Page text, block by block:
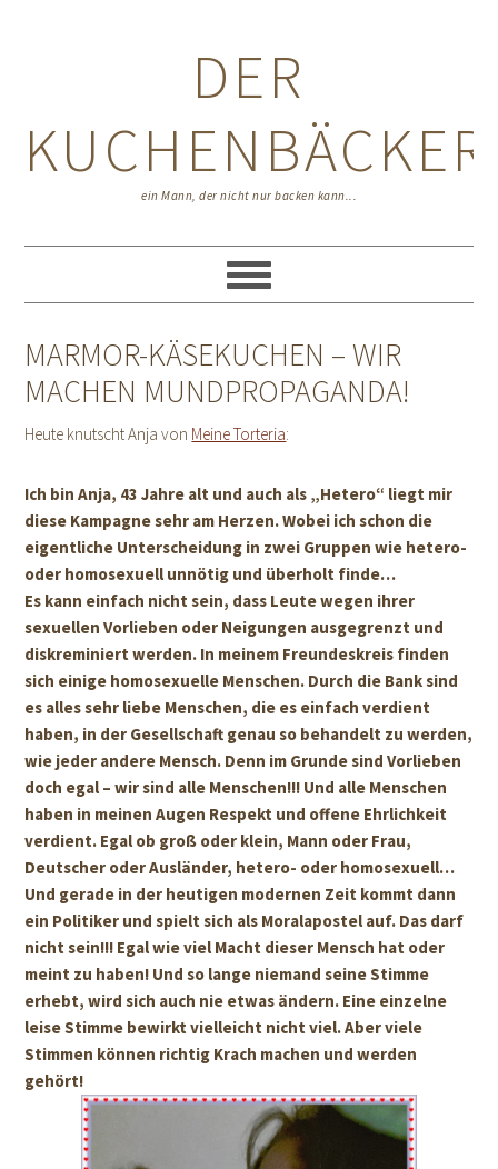
DER
KUCHENBÄCKER
ein Mann, der nicht nur backen kann...
MARMOR-KÄSEKUCHEN – WIR
MACHEN MUNDPROPAGANDA!
Heute knutscht Anja von Meine Torteria:
Ich bin Anja, 43 Jahre alt und auch als „Hetero“ liegt mir
diese Kampagne sehr am Herzen. Wobei ich schon die
eigentliche Unterscheidung in zwei Gruppen wie hetero-
oder homosexuell unnötig und überholt finde…
Es kann einfach nicht sein, dass Leute wegen ihrer
sexuellen Vorlieben oder Neigungen ausgegrenzt und
diskreminiert werden. In meinem Freundeskreis finden
sich einige homosexuelle Menschen. Durch die Bank sind
es alles sehr liebe Menschen, die es einfach verdient
haben, in der Gesellschaft genau so behandelt zu werden,
wie jeder andere Mensch. Denn im Grunde sind Vorlieben
doch egal – wir sind alle Menschen!!! Und alle Menschen
haben in meinen Augen Respekt und offene Ehrlichkeit
verdient. Egal ob groß oder klein, Mann oder Frau,
Deutscher oder Ausländer, hetero- oder homosexuell…
Und gerade in der heutigen modernen Zeit kommt dann
ein Politiker und spielt sich als Moralapostel auf. Das darf
nicht sein!!! Egal wie viel Macht dieser Mensch hat oder
meint zu haben! Und so lange niemand seine Stimme
erhebt, wird sich auch nie etwas ändern. Eine einzelne
leise Stimme bewirkt vielleicht nicht viel. Aber viele
Stimmen können richtig Krach machen und werden
gehört!